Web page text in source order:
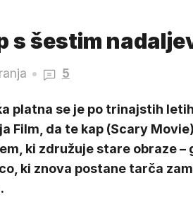
s šestim
5
platna se je po trinajstih
Film, da te kap (Scary
ki združuje stare obraze –
ki znova postane tarča